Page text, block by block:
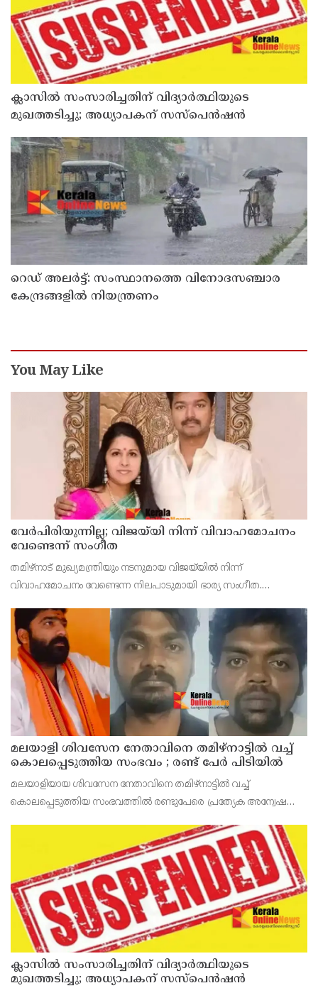
ക്ലാസിൽ സംസാരിച്ചതിന് വിദ്യാര്‍ത്ഥിയുടെ
മുഖത്തടിച്ചു; അധ്യാപകന് സസ്പെൻഷൻ
റെഡ് അലർട്ട്: സംസ്ഥാനത്തെ വിനോദസഞ്ചാര
കേന്ദ്രങ്ങളിൽ നിയന്ത്രണം
You May Like
വേർപിരിയുന്നില്ല; വിജയ്‍യി നിന്ന് വിവാഹമോചനം
വേണ്ടെന്ന് സംഗീത
തമിഴ്നാട് മുഖ്യമന്ത്രിയും നടനുമായ വിജയ്‍യിൽ നിന്ന്
വിവാഹമോചനം വേണ്ടെന്ന നിലപാടുമായി ഭാര്യ സംഗീത.
പിൻവലിക്കാനുള്ള തീരുമാനം സംഗീത ചെങ്കൽപ്പെട്ട് കുടുംബ
മലയാളി ശിവസേന നേതാവിനെ തമിഴ്നാട്ടിൽ വച്ച്
കൊലപ്പെടുത്തിയ സംഭവം ; രണ്ട് പേർ പിടിയിൽ
മലയാളിയായ ശിവസേന നേതാവിനെ തമിഴ്നാട്ടിൽ വച്ച്
കൊലപ്പെടുത്തിയ സംഭവത്തിൽ രണ്ടുപേരെ പ്രത്യേക അന്വേഷണ
ശിവസേന പാർട്ടിയുടെ കേരള അധ്യക്ഷനുമായ അതുൽ (32) കൊല
ക്ലാസിൽ സംസാരിച്ചതിന് വിദ്യാര്‍ത്ഥിയുടെ
മുഖത്തടിച്ചു; അധ്യാപകന് സസ്പെൻഷൻ